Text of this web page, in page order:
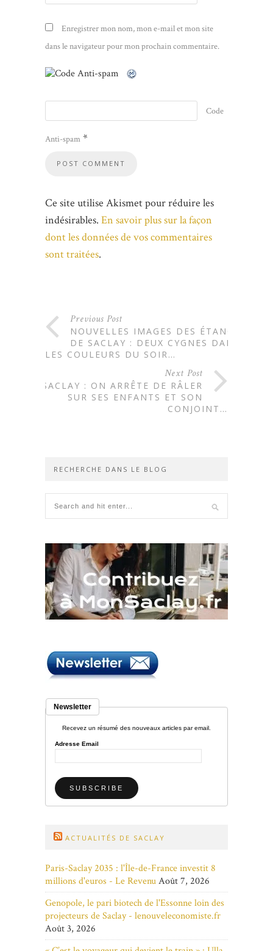
Enregistrer mon nom, mon e-mail et mon site
dans le navigateur pour mon prochain commentaire.
Code
Anti-spam *
Ce site utilise Akismet pour réduire les
indésirables. En savoir plus sur la façon
dont les données de vos commentaires
sont traitées.
Previous Post
NOUVELLES IMAGES DES ÉTANGS
DE SACLAY : DEUX CYGNES DANS
LES COULEURS DU SOIR…
Next Post
A SACLAY : ON ARRÊTE DE RÂLER
SUR SES ENFANTS ET SON
CONJOINT…
RECHERCHE DANS LE BLOG
Newsletter
Recevez un résumé des nouveaux articles par email.
Adresse Email
ACTUALITÉS DE SACLAY
Paris-Saclay 2035 : l'Île-de-France investit 8
millions d'euros - Le RevenuAoût 7, 2026
Genopole, le pari biotech de l'Essonne loin des
projecteurs de Saclay - lenouveleconomiste.fr
Août 3, 2026